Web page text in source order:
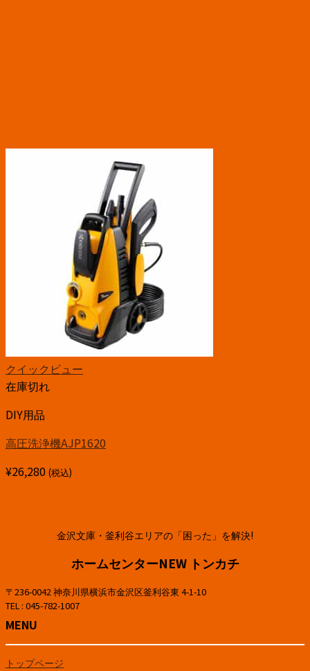
クイックビュー
在庫切れ
DIY用品
高圧洗浄機AJP1620
¥26,280 (税込)
金沢文庫・釜利谷エリアの「困った」を解決!
ホームセンターNEW トンカチ
〒236-0042 神奈川県横浜市金沢区釜利谷東 4-1-10
TEL : 045-782-1007
MENU
トップページ